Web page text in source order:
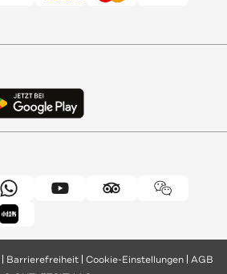
Barrierefreiheit Cookie-Einstellungen AGB